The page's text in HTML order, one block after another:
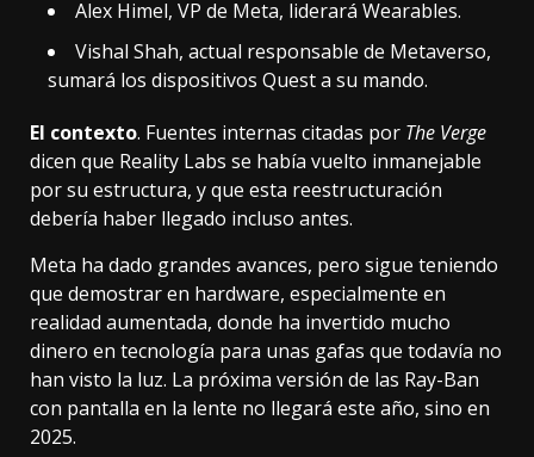
Alex Himel, VP de Meta, liderará Wearables.
Vishal Shah, actual responsable de Metaverso,
sumará los dispositivos Quest a su mando.
El contexto. Fuentes internas citadas por The Verge
dicen que Reality Labs se había vuelto inmanejable
por su estructura, y que esta reestructuración
debería haber llegado incluso antes.
Meta ha dado grandes avances, pero sigue teniendo
que demostrar en hardware, especialmente en
realidad aumentada, donde ha invertido mucho
dinero en tecnología para unas gafas que todavía no
han visto la luz. La próxima versión de las Ray-Ban
con pantalla en la lente no llegará este año, sino en
2025.